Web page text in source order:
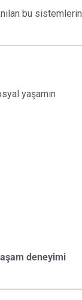
bu sistemlerin
yaşamın
deneyimi